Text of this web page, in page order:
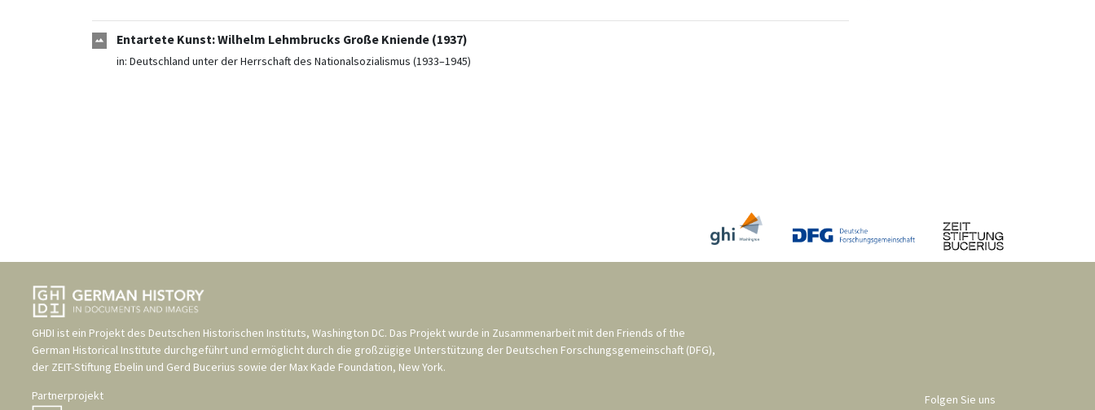
Entartete Kunst: Wilhelm Lehmbrucks Große Kniende (1937)
in: Deutschland unter der Herrschaft des Nationalsozialismus (1933–1945)
GHDI ist ein Projekt des Deutschen Historischen Instituts, Washington DC. Das Projekt wurde in Zusammenarbeit mit den Friends of the
German Historical Institute durchgeführt und ermöglicht durch die großzügige Unterstützung der Deutschen Forschungsgemeinschaft (DFG),
der ZEIT-Stiftung Ebelin und Gerd Bucerius sowie der Max Kade Foundation, New York.
Partnerprojekt
Folgen Sie uns